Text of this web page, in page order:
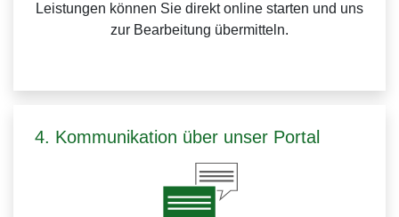
Leistungen können Sie direkt online starten und uns
zur Bearbeitung übermitteln.
4. Kommunikation über unser Portal